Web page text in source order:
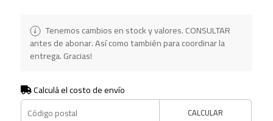
Tenemos cambios en stock y valores. CONSULTAR
antes de abonar. Así como también para coordinar la
entrega. Gracias!
Calculá el costo de envío
CALCULAR